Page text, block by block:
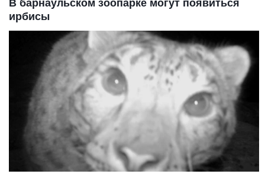
В барнаульском зоопарке могут появиться
ирбисы